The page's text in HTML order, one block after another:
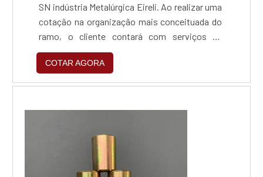
SN indústria Metalúrgica Eireli. Ao realizar uma
cotação na organização mais conceituada do
ramo, o cliente contará com serviços de
excelência e o suporte de especialistas para
sanar eventuais dúvidas.Quando o tema é
zincagem preta, com a SN indústria
custo-benefício e um design completo de
COTAR AGORA